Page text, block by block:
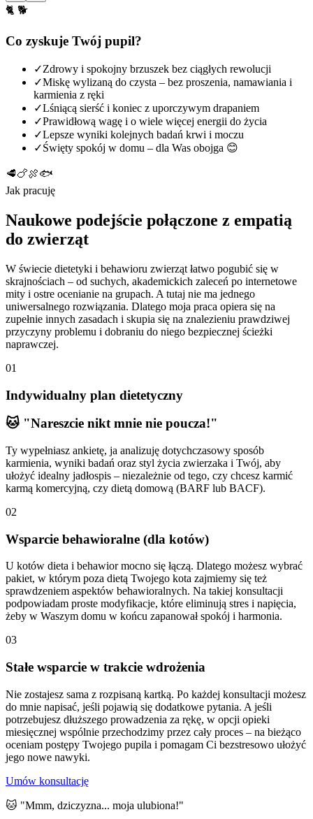
🐈 🐕
Co zyskuje Twój pupil?
✓Zdrowy i spokojny brzuszek bez ciągłych rewolucji
✓Miskę wylizaną do czysta – bez proszenia, namawiania i
karmienia z ręki
✓Lśniącą sierść i koniec z uporczywym drapaniem
✓Prawidłową wagę i o wiele więcej energii do życia
✓Lepsze wyniki kolejnych badań krwi i moczu
✓Święty spokój w domu – dla Was obojga 😊
🥩🍗🍖🐟
Jak pracuję
Naukowe podejście połączone z empatią
do zwierząt
W świecie dietetyki i behawioru zwierząt łatwo pogubić się w
skrajnościach – od suchych, akademickich zaleceń po internetowe
mity i ostre ocenianie na grupach. A tutaj nie ma jednego
uniwersalnego rozwiązania. Dlatego moja praca opiera się na
zupełnie innych zasadach i skupia się na znalezieniu prawdziwej
przyczyny problemu i dobraniu do niego bezpiecznej ścieżki
naprawczej.
01
Indywidualny plan dietetyczny
🐱 "Nareszcie nikt mnie nie poucza!"
Ty wypełniasz ankietę, ja analizuję dotychczasowy sposób
karmienia, wyniki badań oraz styl życia zwierzaka i Twój, aby
ułożyć idealny jadłospis – niezależnie od tego, czy chcesz karmić
karmą komercyjną, czy dietą domową (BARF lub BACF).
02
Wsparcie behawioralne (dla kotów)
U kotów dieta i behawior mocno się łączą. Dlatego możesz wybrać
pakiet, w którym poza dietą Twojego kota zajmiemy się też
sprawdzeniem aspektów behawioralnych. Na takiej konsultacji
podpowiadam proste modyfikacje, które eliminują stres i napięcia,
żeby w Waszym domu w końcu zapanował spokój i harmonia.
03
Stałe wsparcie w trakcie wdrożenia
Nie zostajesz sama z rozpisaną kartką. Po każdej konsultacji możesz
do mnie napisać, jeśli pojawią się dodatkowe pytania. A jeśli
potrzebujesz dłuższego prowadzenia za rękę, w opcji opieki
miesięcznej wspólnie przechodzimy przez cały proces – na bieżąco
oceniam postępy Twojego pupila i pomagam Ci bezstresowo ułożyć
jego nowe nawyki.
Umów konsultację
🐱 "Mmm, dziczyzna... moja ulubiona!"